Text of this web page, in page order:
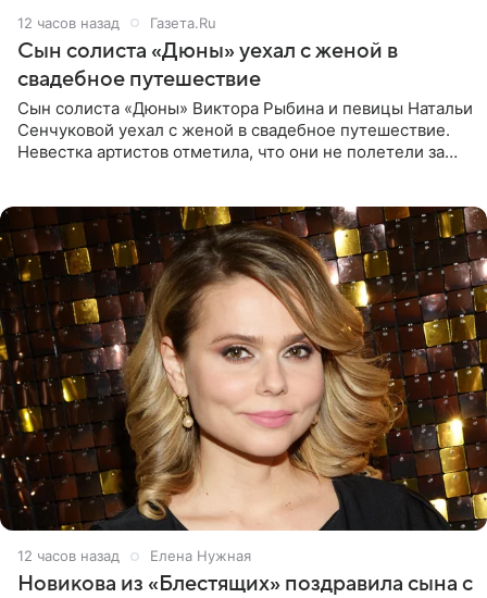
12 часов назад Газета.Ru
Сын солиста «Дюны» уехал с женой в
свадебное путешествие
Сын солиста «Дюны» Виктора Рыбина и певицы Натальи
Сенчуковой уехал с женой в свадебное путешествие.
Невестка артистов отметила, что они не полетели за
12 часов назад Елена Нужная
Новикова из «Блестящих» поздравила сына с